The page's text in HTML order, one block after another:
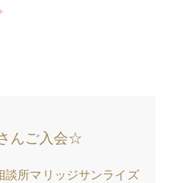
んご入会☆
談所マリッジサンライズ